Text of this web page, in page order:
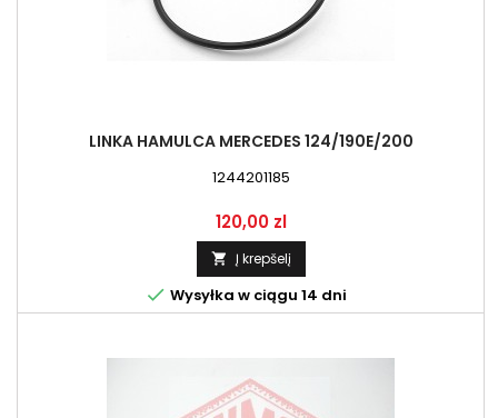
LINKA HAMULCA MERCEDES 124/190E/200
1244201185
Kaina
120,00 zl
 Į krepšelį
 Wysyłka w ciągu 14 dni